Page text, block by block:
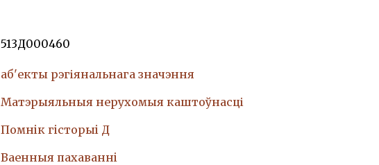
513Д000460
аб'екты рэгіянальнага значэння
Матэрыяльныя нерухомыя каштоўнасці
Помнiк гiсторыi Д
Ваенныя пахаваннi